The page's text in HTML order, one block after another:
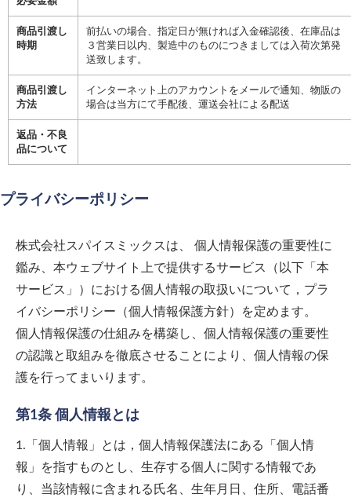
商品引渡し
時期
前払いの場合、指定日が無ければ入金確認後、在庫品は
３営業日以内、製造中のものにつきましては入荷次第発
送致します。
商品引渡し
方法
インターネット上のアカウントをメールで通知、物販の
場合は当方にて手配後、運送会社による配送
返品・不良
品について
プライバシーポリシー
株式会社スパイスミックスは、 個人情報保護の重要性に
鑑み、本ウェブサイト上で提供するサービス（以下「本
サービス」）における個人情報の取扱いについて，プラ
イバシーポリシー（個人情報保護方針）を定めます。
個人情報保護の仕組みを構築し、個人情報保護の重要性
の認識と取組みを徹底させることにより、個人情報の保
護を行ってまいります。
第1条 個人情報とは
1.「個人情報」とは，個人情報保護法にある「個人情
報」を指すものとし、生存する個人に関する情報であ
り、当該情報に含まれる氏名、生年月日、住所、電話番